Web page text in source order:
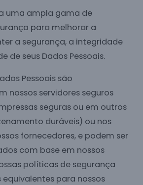
uma ampla gama de
para melhorar a
a segurança, a integridade
de seus Dados Pessoais.
Pessoais são
nossos servidores seguros
seguras ou em outros
duráveis) ou nos
fornecedores, e podem ser
com base em nossos
políticas de segurança
para nossos